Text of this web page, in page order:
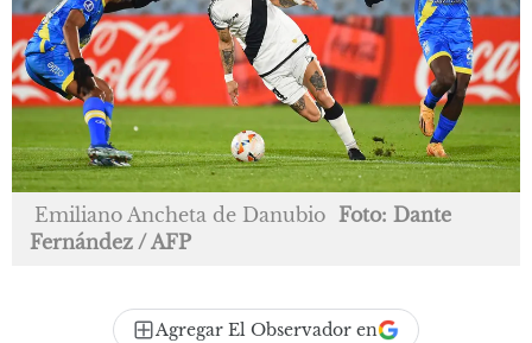
Emiliano Ancheta de Danubio Foto: Dante
Fernández / AFP
Agregar El Observador en